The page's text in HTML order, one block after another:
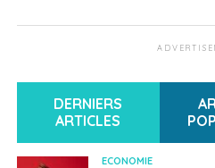
DERNIERS
ARTICLES
ECONOMIE